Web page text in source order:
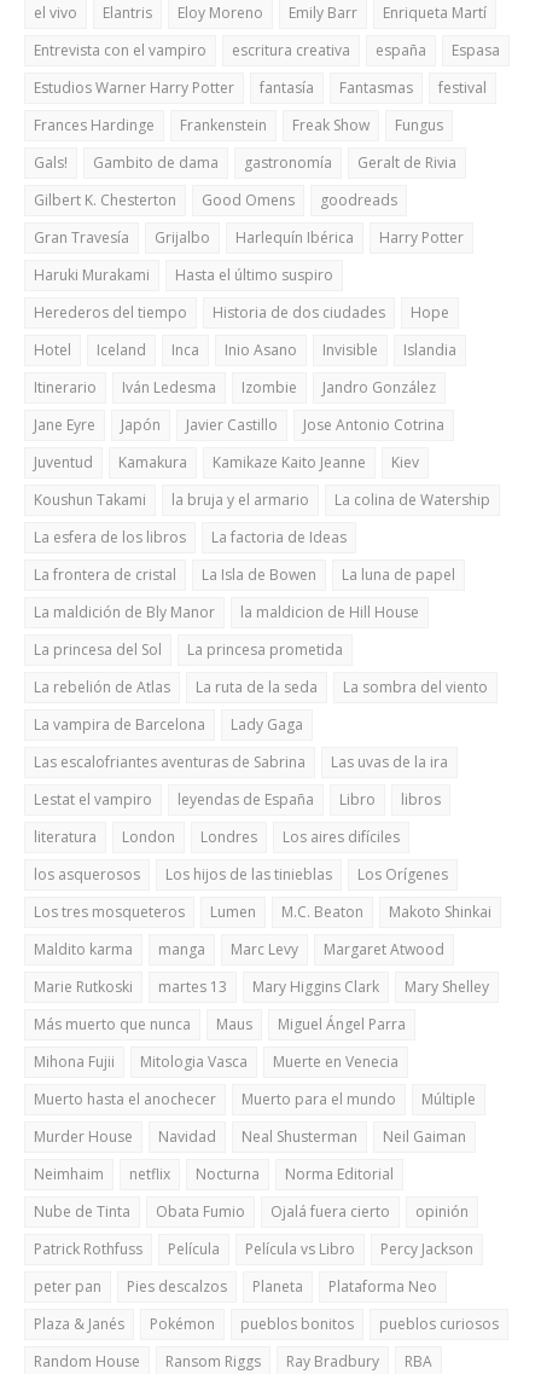
el vivo
Elantris Eloy Moreno Emily Barr
Enriqueta Martí
Entrevista con el vampiro
escritura creativa españa
Espasa
Estudios Warner Harry Potter
fantasía Fantasmas
festival
Frances Hardinge
Frankenstein Freak Show
Fungus
Gals!
Gambito de dama gastronomía
Geralt de Rivia
Gilbert K. Chesterton
Good Omens
goodreads
Gran Travesía
Grijalbo Harlequín Ibérica
Harry Potter
Haruki Murakami
Hasta el último suspiro
Herederos del tiempo
Historia de dos ciudades
Hope
Hotel
Iceland Inca Inio Asano Invisible
Islandia
Itinerario
Iván Ledesma Izombie
Jandro González
Jane Eyre
Japón Javier Castillo
Jose Antonio Cotrina
Juventud
Kamakura Kamikaze Kaito Jeanne
Kiev
Koushun Takami
la bruja y el armario
La colina de Watership
La esfera de los libros
La factoria de Ideas
La frontera de cristal
La Isla de Bowen
La luna de papel
La maldición de Bly Manor
la maldicion de Hill House
La princesa del Sol
La princesa prometida
La rebelión de Atlas
La ruta de la seda
La sombra del viento
La vampira de Barcelona
Lady Gaga
Las escalofriantes aventuras de Sabrina
Las uvas de la ira
Lestat el vampiro
leyendas de España Libro
libros
literatura
London Londres
Los aires difíciles
los asquerosos
Los hijos de las tinieblas
Los Orígenes
Los tres mosqueteros
Lumen M.C. Beaton
Makoto Shinkai
Maldito karma
manga Marc Levy
Margaret Atwood
Marie Rutkoski
martes 13 Mary Higgins Clark
Mary Shelley
Más muerto que nunca
Maus
Miguel Ángel Parra
Mihona Fujii
Mitologia Vasca
Muerte en Venecia
Muerto hasta el anochecer
Muerto para el mundo
Múltiple
Murder House
Navidad Neal Shusterman
Neil Gaiman
Neimhaim
netflix Nocturna
Norma Editorial
Nube de Tinta
Obata Fumio Ojalá fuera cierto
opinión
Patrick Rothfuss
Película Película vs Libro
Percy Jackson
peter pan
Pies descalzos Planeta
Plataforma Neo
Plaza & Janés
Pokémon pueblos bonitos
pueblos curiosos
Random House
Ransom Riggs Ray Bradbury
RBA